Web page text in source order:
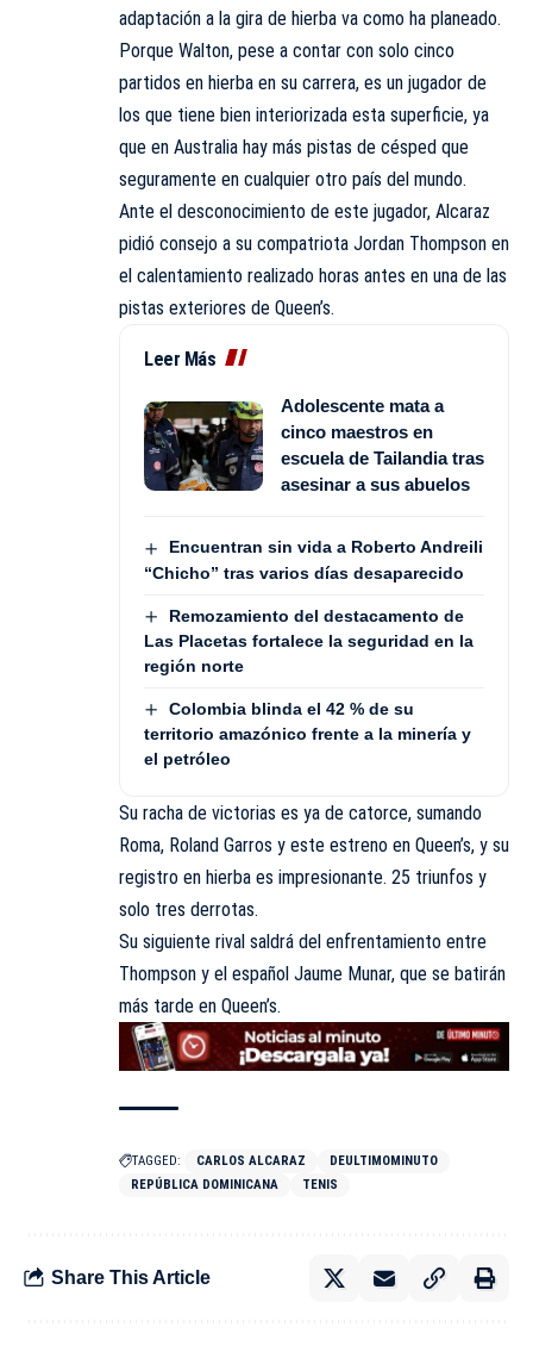
adaptación a la gira de hierba va como ha planeado.
Porque Walton, pese a contar con solo cinco
partidos en hierba en su carrera, es un jugador de
los que tiene bien interiorizada esta superficie, ya
que en Australia hay más pistas de césped que
seguramente en cualquier otro país del mundo.
Ante el desconocimiento de este jugador, Alcaraz
pidió consejo a su compatriota Jordan Thompson en
el calentamiento realizado horas antes en una de las
pistas exteriores de Queen’s.
Leer Más
Adolescente mata a
cinco maestros en
escuela de Tailandia tras
asesinar a sus abuelos
Encuentran sin vida a Roberto Andreili
“Chicho” tras varios días desaparecido
Remozamiento del destacamento de
Las Placetas fortalece la seguridad en la
región norte
Colombia blinda el 42 % de su
territorio amazónico frente a la minería y
el petróleo
Su racha de victorias es ya de catorce, sumando
Roma, Roland Garros y este estreno en Queen’s, y su
registro en hierba es impresionante. 25 triunfos y
solo tres derrotas.
Su siguiente rival saldrá del enfrentamiento entre
Thompson y el español Jaume Munar, que se batirán
más tarde en Queen’s.
TAGGED: CARLOS ALCARAZ
DEULTIMOMINUTO
REPÚBLICA DOMINICANA
TENIS
Share This Article